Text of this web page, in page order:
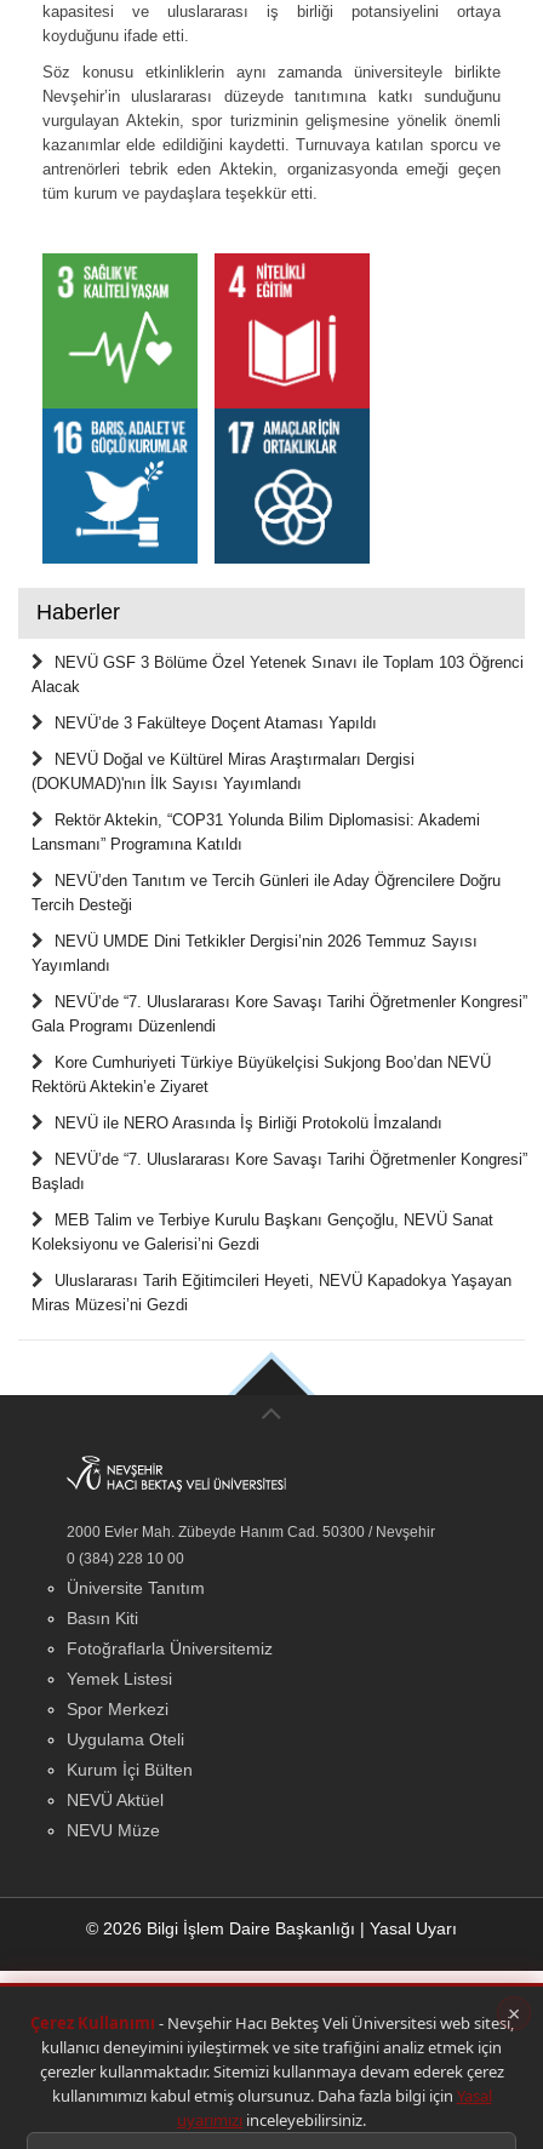
×
Çerez Kullanımı - Nevşehir Hacı Bekteş Veli Üniversitesi web sitesi,
kullanıcı deneyimini iyileştirmek ve site trafiğini analiz etmek için
çerezler kullanmaktadır. Sitemizi kullanmaya devam ederek çerez
kullanımımızı kabul etmiş olursunuz. Daha fazla bilgi için Yasal
uyarımızı inceleyebilirsiniz.
kapasitesi ve uluslararası iş birliği potansiyelini ortaya
koyduğunu ifade etti.
Söz konusu etkinliklerin aynı zamanda üniversiteyle birlikte
Nevşehir’in uluslararası düzeyde tanıtımına katkı sunduğunu
vurgulayan Aktekin, spor turizminin gelişmesine yönelik önemli
kazanımlar elde edildiğini kaydetti. Turnuvaya katılan sporcu ve
antrenörleri tebrik eden Aktekin, organizasyonda emeği geçen
tüm kurum ve paydaşlara teşekkür etti.
Haberler
NEVÜ GSF 3 Bölüme Özel Yetenek Sınavı ile Toplam 103 Öğrenci
Alacak
NEVÜ’de 3 Fakülteye Doçent Ataması Yapıldı
NEVÜ Doğal ve Kültürel Miras Araştırmaları Dergisi
(DOKUMAD)'nın İlk Sayısı Yayımlandı
Rektör Aktekin, “COP31 Yolunda Bilim Diplomasisi: Akademi
Lansmanı” Programına Katıldı
NEVÜ’den Tanıtım ve Tercih Günleri ile Aday Öğrencilere Doğru
Tercih Desteği
NEVÜ UMDE Dini Tetkikler Dergisi’nin 2026 Temmuz Sayısı
Yayımlandı
NEVÜ’de “7. Uluslararası Kore Savaşı Tarihi Öğretmenler Kongresi”
Gala Programı Düzenlendi
Kore Cumhuriyeti Türkiye Büyükelçisi Sukjong Boo’dan NEVÜ
Rektörü Aktekin’e Ziyaret
NEVÜ ile NERO Arasında İş Birliği Protokolü İmzalandı
NEVÜ’de “7. Uluslararası Kore Savaşı Tarihi Öğretmenler Kongresi”
Başladı
MEB Talim ve Terbiye Kurulu Başkanı Gençoğlu, NEVÜ Sanat
Koleksiyonu ve Galerisi’ni Gezdi
Uluslararası Tarih Eğitimcileri Heyeti, NEVÜ Kapadokya Yaşayan
Miras Müzesi’ni Gezdi
2000 Evler Mah. Zübeyde Hanım Cad. 50300 / Nevşehir
0 (384) 228 10 00
Üniversite Tanıtım
Basın Kiti
Fotoğraflarla Üniversitemiz
Yemek Listesi
Spor Merkezi
Uygulama Oteli
Kurum İçi Bülten
NEVÜ Aktüel
NEVU Müze
© 2026 Bilgi İşlem Daire Başkanlığı | Yasal Uyarı